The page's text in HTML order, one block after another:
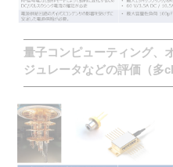
量子コンピューティング、
ジュレータなどの評価（多